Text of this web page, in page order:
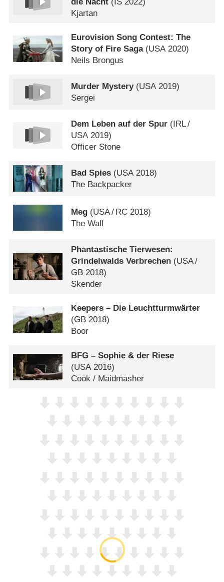
Kjartan
Eurovision Song Contest: The
Story of Fire Saga(USA2020)
Neils Brongus
Murder Mystery(USA2019)
Sergei
Dem Leben auf der Spur (IRL/
USA2019)
Officer Stone
Bad Spies (USA 2018)
The Backpacker
Meg (USA/ RC 2018)
The Wall
Phantastische Tierwesen:
Grindelwalds Verbrechen (USA/
GB 2018)
Skender
Keepers – Die Leuchtturmwärter
(GB 2018)
Boor
BFG – Sophie & der Riese
(USA 2016)
Cook /​ Maidmasher